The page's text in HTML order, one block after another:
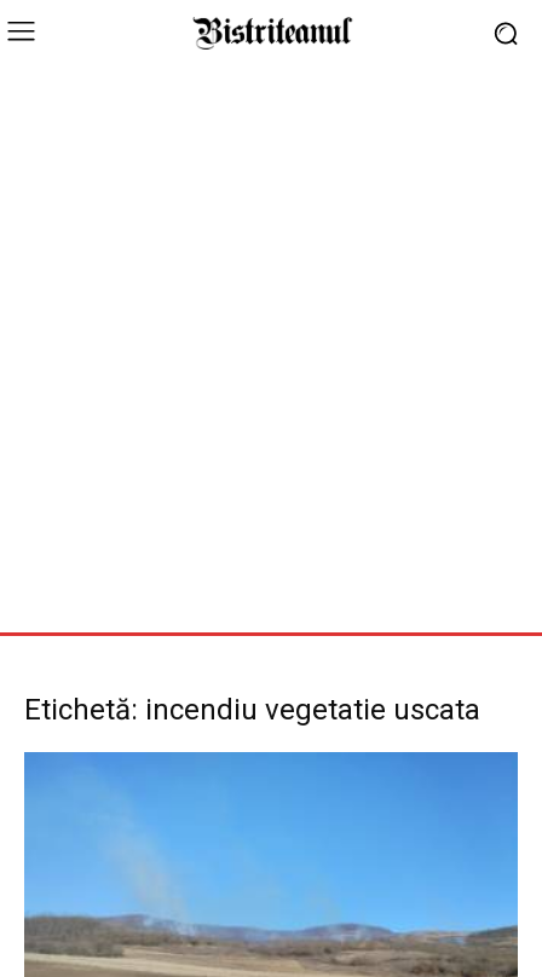
Etichetă: incendiu vegetatie uscata